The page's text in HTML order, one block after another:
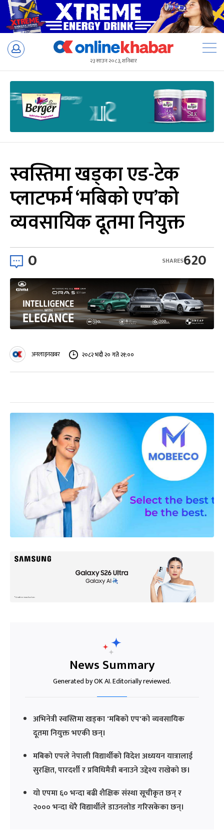
Skip
२३ साउन २०८३, शनिबार
स्वस्तिमा खड्का एड-टेक
प्लाटफर्म ‘मबिको एप’को
व्यवसायिक दूतमा नियुक्त
0 620
SHARES
अनलाइनखबर २०८२ भदौ २० गते २१:००
News Summary
Generated by OK AI. Editorially reviewed.
अभिनेत्री स्वस्तिमा खड्का 'मबिको एप'को व्यवसायिक
दूतमा नियुक्त भएकी छन्।
मबिको एपले नेपाली विद्यार्थीको विदेश अध्ययन यात्रालाई
सुरक्षित, पारदर्शी र प्रविधिमैत्री बनाउने उद्देश्य राखेको छ।
यो एपमा ६० भन्दा बढी शैक्षिक संस्था सूचीकृत छन् र
२००० भन्दा धेरै विद्यार्थीले डाउनलोड गरिसकेका छन्।